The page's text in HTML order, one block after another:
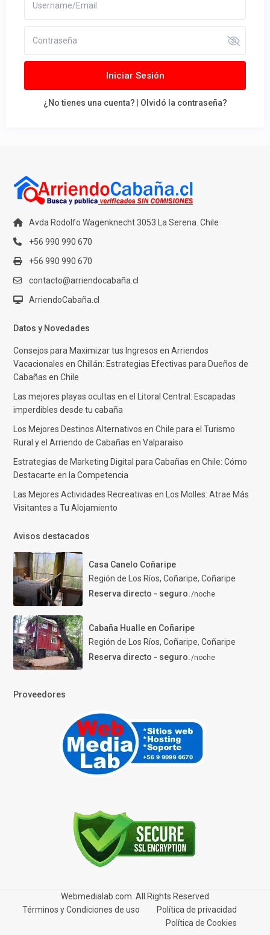
Iniciar Sesión
¿No tienes una cuenta? Olvidó la contraseña?
Avda Rodolfo Wagenknecht 3053 La Serena. Chile
+56 990 990 670
+56 990 990 670
contacto@arriendocabaña.cl
ArriendoCabaña.cl
Datos y Novedades
Consejos para Maximizar tus Ingresos en Arriendos
Vacacionales en Chillán: Estrategias Efectivas para Dueños de
Cabañas en Chile
Las mejores playas ocultas en el Litoral Central: Escapadas
imperdibles desde tu cabaña
Los Mejores Destinos Alternativos en Chile para el Turismo
Rural y el Arriendo de Cabañas en Valparaíso
Estrategias de Marketing Digital para Cabañas en Chile: Cómo
Destacarte en la Competencia
Las Mejores Actividades Recreativas en Los Molles: Atrae Más
Visitantes a Tu Alojamiento
Avisos destacados
Casa Canelo Coñaripe
Región de Los Ríos, Coñaripe, Coñaripe
Reserva directo - seguro./noche
Cabaña Hualle en Coñaripe
Región de Los Ríos, Coñaripe, Coñaripe
Reserva directo - seguro./noche
Proveedores
Webmedialab.com. All Rights Reserved
Términos y Condiciones de uso
Política de privacidad
Política de Cookies